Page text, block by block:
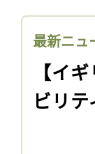
最新ニュ
【イ
ビリ